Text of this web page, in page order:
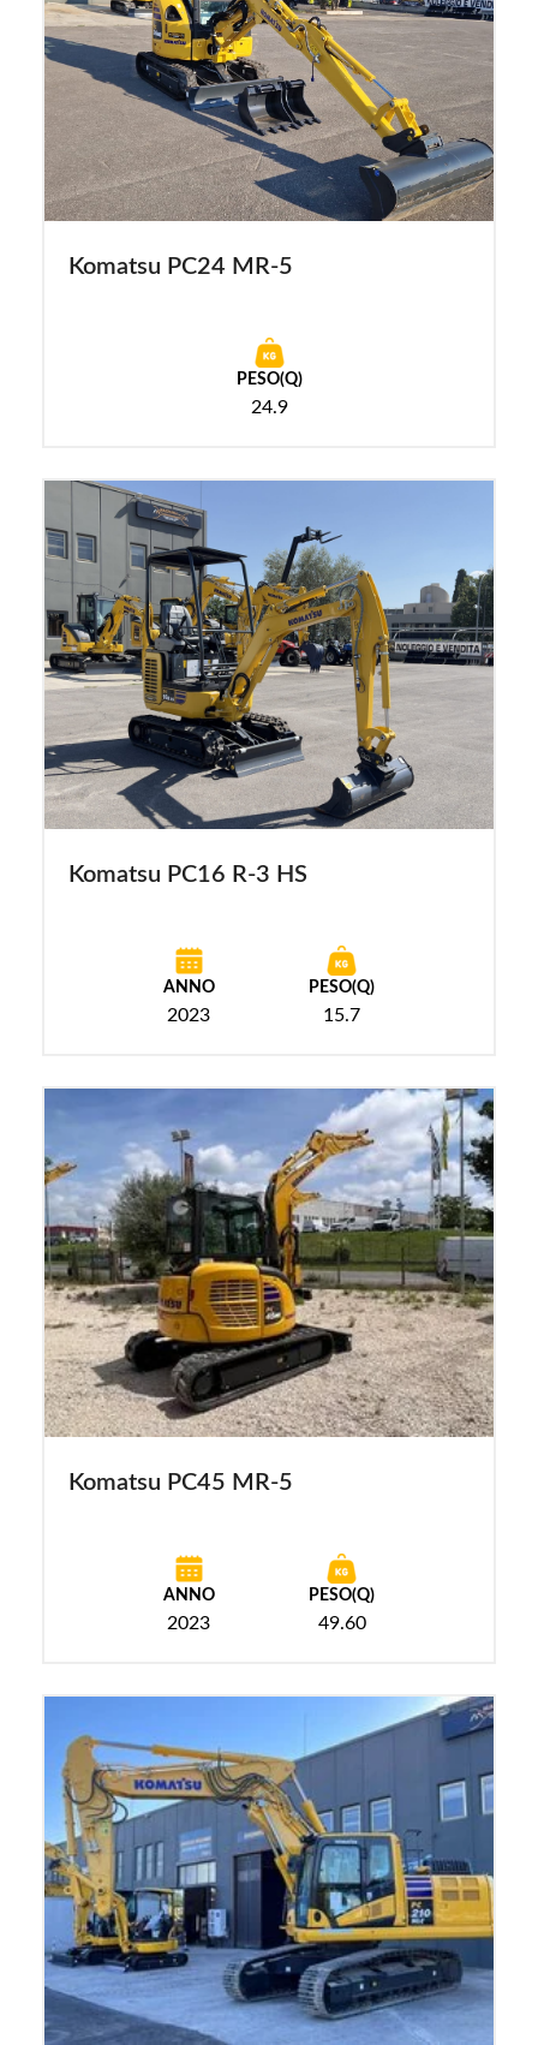
Komatsu PC24 MR-5
PESO(Q)
24.9
Komatsu PC16 R-3 HS
ANNO
2023
PESO(Q)
15.7
Komatsu PC45 MR-5
ANNO
2023
PESO(Q)
49.60